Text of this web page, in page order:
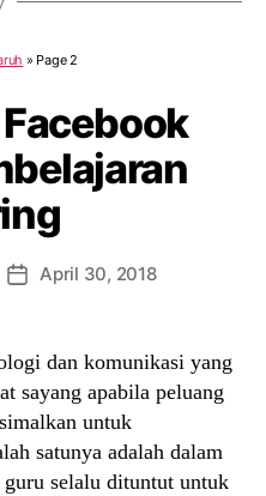
» Page 2
PostApril 30, 2018
dan komunikasi yang
sayang apabila peluang
untuk
satunya adalah dalam
selalu dituntut untuk